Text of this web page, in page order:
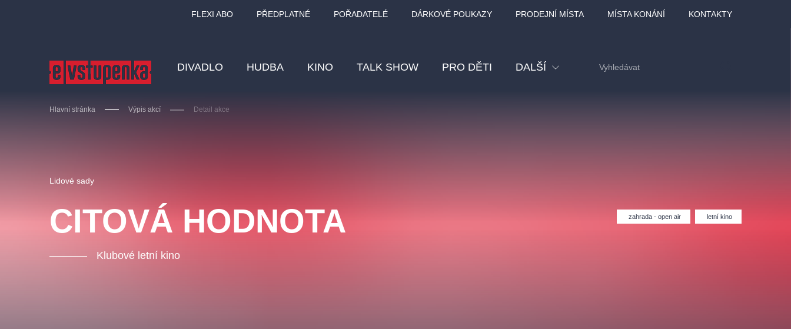
FLEXI ABO PŘEDPLATNÉ POŘADATELÉ DÁRKOVÉ POUKAZY PRODEJNÍ MÍSTA MÍSTA KONÁNÍ KONTAKTY
DIVADLO HUDBA KINO TALK SHOW PRO DĚTI DALŠÍ
Hlavní stránka Výpis akcí Detail akce
Lidové sady
CITOVÁ HODNOTA
Klubové letní kino
zahrada - open air letní kino
divadlo premiéra klasickáhudba letníscéna